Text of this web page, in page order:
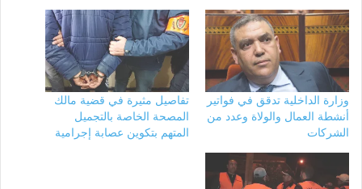
وزارة الداخلية تدقق في فواتير
أنشطة العمال والولاة وعدد من
الشركات
تفاصيل مثيرة في قضية مالك
المصحة الخاصة بالتجميل
المتهم بتكوين عصابة إجرامية